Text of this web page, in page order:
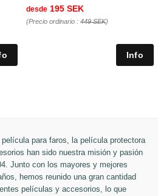
desde 195 SEK
(Precio ordinario : 449 SEK)
para faros, la película protectora
han sido nuestra misión y pasión
Junto con los mayores y mejores
hemos reunido una gran cantidad
películas y accesorios, lo que